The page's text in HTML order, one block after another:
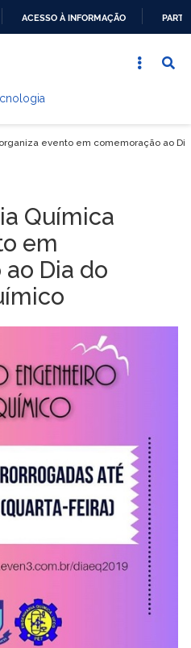
CONTEÚDO
ACESSO À INFORMAÇÃO
evento em comemoração ao
Química
em
Dia do